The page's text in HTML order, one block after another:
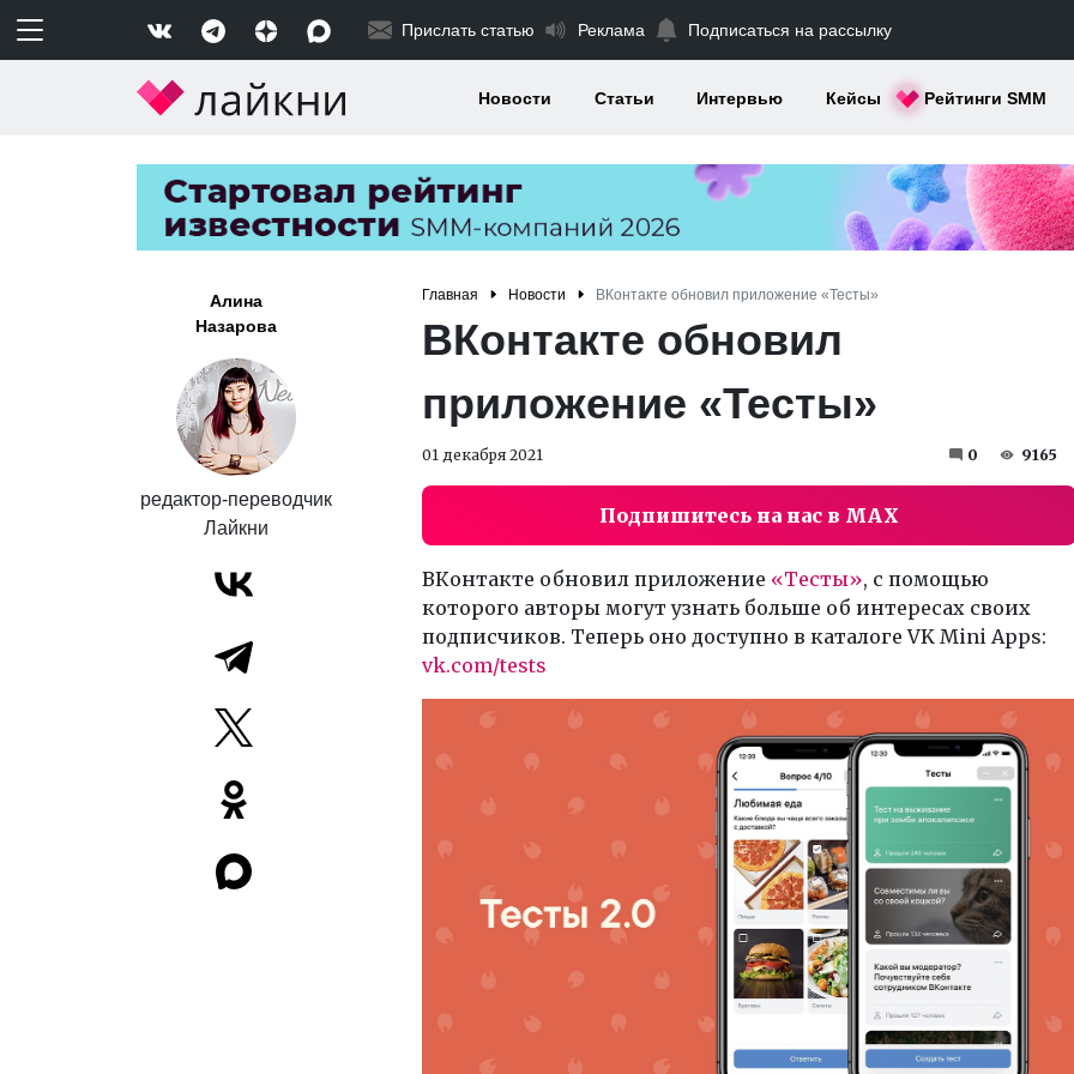
Прислать статью Реклама Подписаться на рассылку
Новости Статьи Интервью Кейсы Рейтинги SMM
Алина
Назарова
редактор-переводчик
Лайкни
Главная Новости ВКонтакте обновил приложение «Тесты»
ВКонтакте обновил
приложение «Тесты»
01 декабря 2021 0 9165
Подпишитесь на нас в MAX
ВКонтакте обновил приложение «Тесты», с помощью
которого авторы могут узнать больше об интересах своих
подписчиков. Теперь оно доступно в каталоге VK Mini Apps:
vk.com/tests